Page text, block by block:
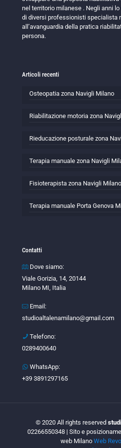
nel territorio milanese . Negli anni
di diversi professionisti specialista
all’avanguardia della pratica
persona.
Articoli recenti
Osteopatia zona Navigli Milano
Riabilitazione motoria zona
Rieducazione posturale zona
Terapia manuale zona Navigli
Fisioterapista zona Navigli Milano
Terapia manuale Porta Genova
Contatti
Dove siamo:
Viale Gorizia, 14, 20144
Milano MI, Italia
Email:
studioaltalenamilano@gmail.com
Telefono:
0289400640
WhatsApp:
+39 3891297165
© 2020 All rights reserved
02266550348 | Sito e
web Milano Web